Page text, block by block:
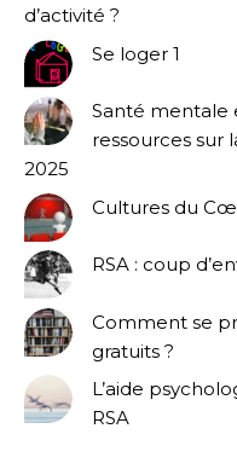
d’activité ?
Se loger 1
Santé mentale
ressources sur
2025
Cultures du
RSA : coup
Comment se
gratuits ?
L’aide
RSA